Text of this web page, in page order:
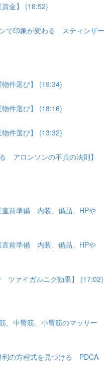
金】 (18:52)
で印象が変わる スティンザー
件選び】 (19:34)
件選び】 (18:16)
件選び】 (13:32)
アロンソンの不貞の法則】
直前準備 内装、備品、HPや
直前準備 内装、備品、HPや
ァイガルニク効果】 (17:02)
中臀筋、小臀筋のマッサー
利の方程式を見つける PDCA